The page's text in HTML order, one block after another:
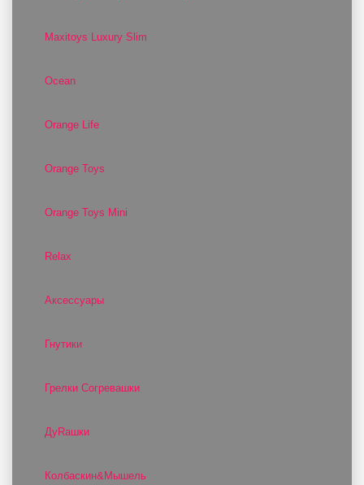
Maxitoys Luxury Slim
Ocean
Orange Life
Orange Toys
Orange Toys Mini
Relax
Аксессуары
Гнутики
Грелки Согревашки
ДуRашки
Колбаскин&Мышель